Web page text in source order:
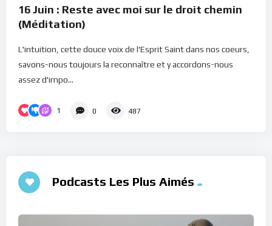
16 Juin : Reste avec moi sur le droit chemin
(Méditation)
L'intuition, cette douce voix de l'Esprit Saint dans nos coeurs,
savons-nous toujours la reconnaître et y accordons-nous
assez d'impo...
1 0 487
Podcasts Les Plus Aimés